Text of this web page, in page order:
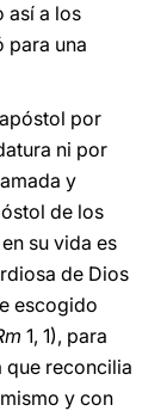
así a los
para una
por
ni por
y
de los
su vida es
de Dios
escogido
1, 1), para
que reconcilia
y con